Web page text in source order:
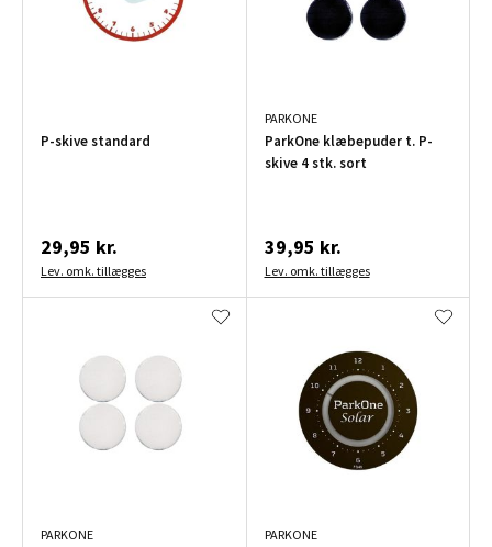
P-skive standard
29,95 kr.
Lev. omk. tillægges
PARKONE
ParkOne klæbepuder t. P-
skive 4 stk. sort
39,95 kr.
Lev. omk. tillægges
PARKONE PARKONE